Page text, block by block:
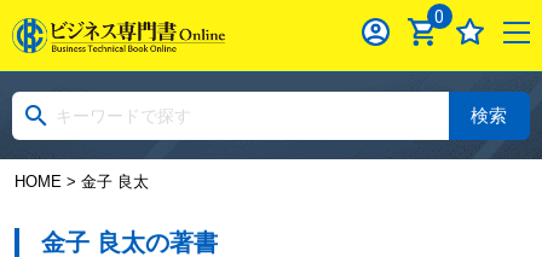
0
検索
HOME> 金子 良太
金子 良太の著書